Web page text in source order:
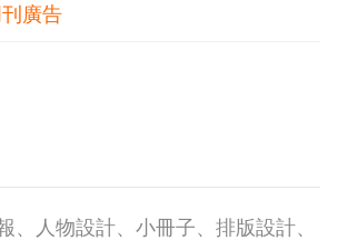
廣告
、人物設計、小冊子、排版設計、